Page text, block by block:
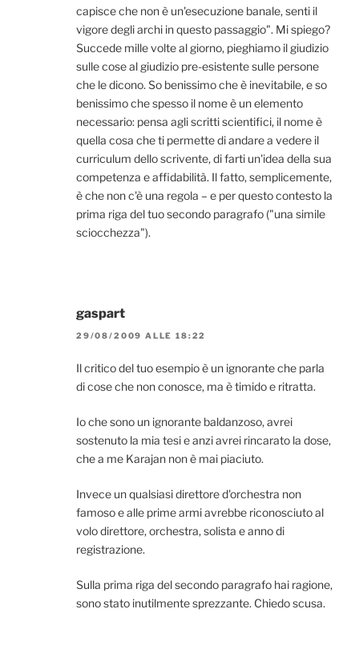
capisce che non è un'esecuzione banale, senti il
vigore degli archi in questo passaggio". Mi spiego?
Succede mille volte al giorno, pieghiamo il giudizio
sulle cose al giudizio pre-esistente sulle persone
che le dicono. So benissimo che è inevitabile, e so
benissimo che spesso il nome è un elemento
necessario: pensa agli scritti scientifici, il nome è
quella cosa che ti permette di andare a vedere il
curriculum dello scrivente, di farti un'idea della sua
competenza e affidabilità. Il fatto, semplicemente,
è che non c'è una regola – e per questo contesto la
prima riga del tuo secondo paragrafo ("una simile
sciocchezza").
gaspart
29/08/2009 ALLE 18:22
Il critico del tuo esempio è un ignorante che parla
di cose che non conosce, ma è timido e ritratta.
Io che sono un ignorante baldanzoso, avrei
sostenuto la mia tesi e anzi avrei rincarato la dose,
che a me Karajan non è mai piaciuto.
Invece un qualsiasi direttore d'orchestra non
famoso e alle prime armi avrebbe riconosciuto al
volo direttore, orchestra, solista e anno di
registrazione.
Sulla prima riga del secondo paragrafo hai ragione,
sono stato inutilmente sprezzante. Chiedo scusa.